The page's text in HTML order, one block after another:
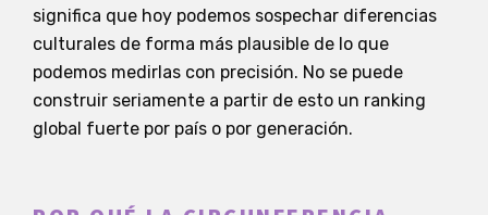
significa que hoy podemos sospechar diferencias
culturales de forma más plausible de lo que
podemos medirlas con precisión. No se puede
construir seriamente a partir de esto un ranking
global fuerte por país o por generación.